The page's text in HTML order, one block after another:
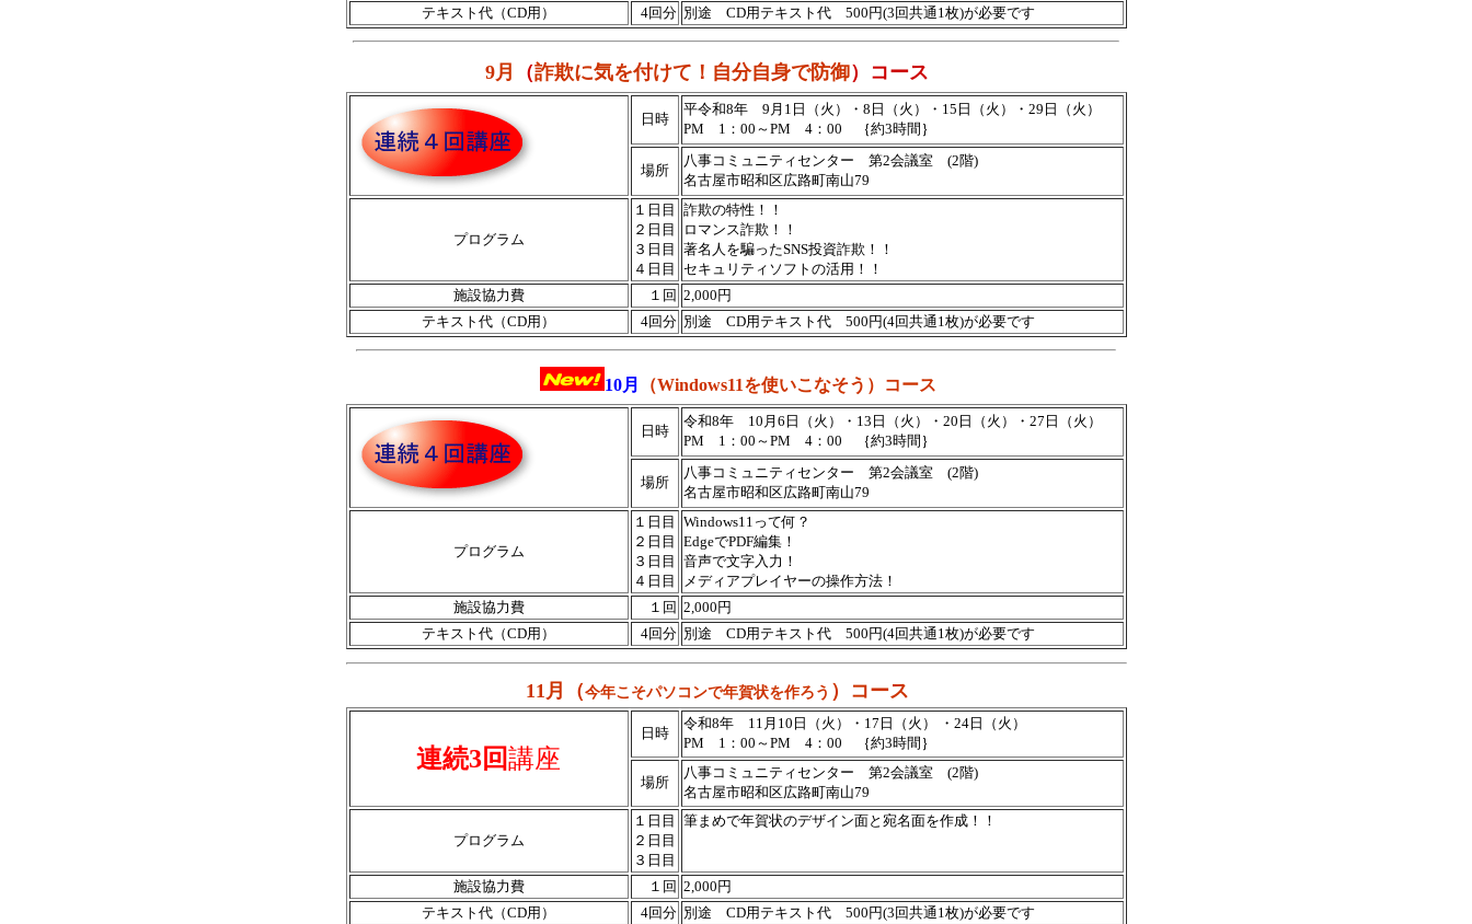
テキスト代（CD用）
4回分 別途 CD用テキスト代 500円(3回共通1枚)が必要です
9月 （詐欺に気を付けて！自分自身で防御）コース
日時
平令和8年 9月1日（火）・8日（火）・15日（火）・29日（火）
PM 1：00～PM 4：00 ｛約3時間｝
場所
八事コミュニティセンター 第2会議室 (2階)
名古屋市昭和区広路町南山79
プログラム
１日目
２日目
３日目
４日目
詐欺の特性！！
ロマンス詐欺！！
著名人を騙ったSNS投資詐欺！！
セキュリティソフトの活用！！
施設協力費
１回 2,000円
テキスト代（CD用）
4回分 別途 CD用テキスト代 500円(4回共通1枚)が必要です
10月 （Windows11を使いこなそう ）コース
日時
令和8年 10月6日（火）・13日（火）・20日（火）・27日（火）
PM 1：00～PM 4：00 ｛約3時間｝
場所
八事コミュニティセンター 第2会議室 (2階)
名古屋市昭和区広路町南山79
プログラム
１日目
２日目
３日目
４日目
Windows11って何？
EdgeでPDF編集！
音声で文字入力！
メディアプレイヤーの操作方法！
施設協力費
１回 2,000円
テキスト代（CD用）
4回分 別途 CD用テキスト代 500円(4回共通1枚)が必要です
11月（今年こそパソコンで年賀状を作ろう ）コース
連続3回講座
日時
令和8年 11月10日（火）・17日（火） ・24日（火）
PM 1：00～PM 4：00 ｛約3時間｝
場所
八事コミュニティセンター 第2会議室 (2階)
名古屋市昭和区広路町南山79
プログラム
１日目
２日目
３日目
筆まめで年賀状のデザイン面と宛名面を作成！！
施設協力費 １回 2,000円
テキスト代（CD用）
4回分 別途 CD用テキスト代 500円(3回共通1枚)が必要です